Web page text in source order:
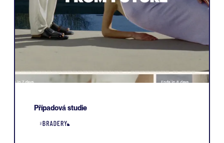
Případová studie